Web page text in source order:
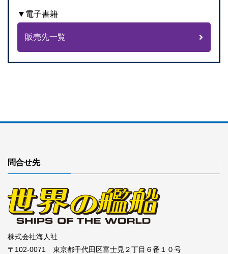
▼電子書籍
販売先一覧
問合せ先
株式会社海人社
〒102-0071 東京都千代田区富士見２丁目６番１０号